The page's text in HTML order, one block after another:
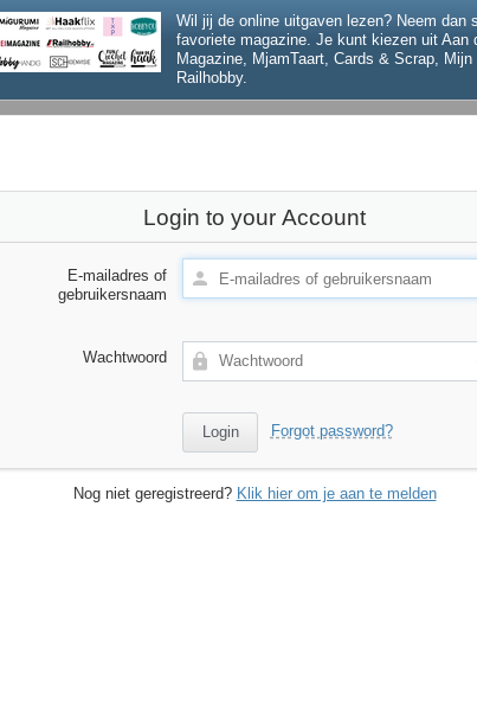
Wil jij de online uitgaven lezen? Neem dan
favoriete magazine. Je kunt kiezen uit Aan
Magazine, MjamTaart, Cards & Scrap,
Railhobby.
Login to your Account
E-mailadres of
gebruikersnaam
Wachtwoord
Forgot password?
Nog niet geregistreerd? Klik hier om je aan te melden